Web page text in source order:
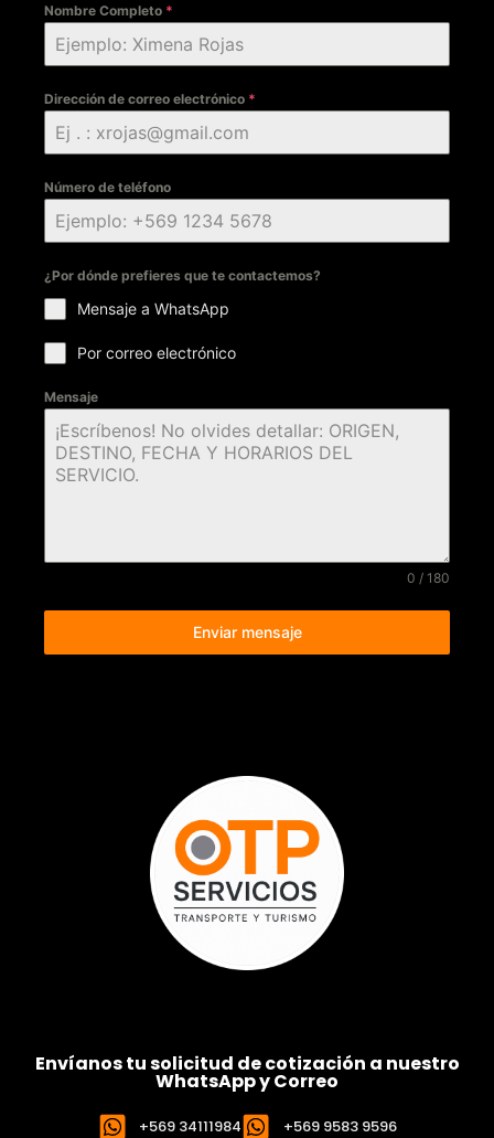
Nombre Completo *
Dirección de correo electrónico *
Número de teléfono
¿Por dónde prefieres que te contactemos?
Mensaje a WhatsApp
Por correo electrónico
Mensaje
0 / 180
Enviar mensaje
Envíanos tu solicitud de cotización a nuestro
WhatsApp y Correo
+569 34111984 +569 9583 9596